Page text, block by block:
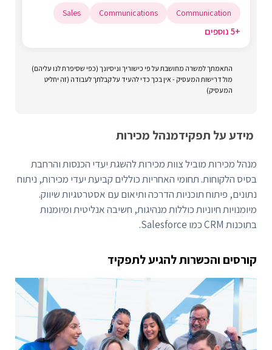
Communication
Communications
Sales
+5 נוספים
התאמתך למשרה מחושבת על פי כישוריך וניסיונך (כפי שסיפרת לנו עליהם)
מול דרישות המעסיק - אין בכך כדי להעיד על קבלתך לעבודה (זה יחליט
המעסיק)
מידע על תפקידמנהל מכירות
מנהל מכירות מוביל צוות מכירות להשגת יעדי הכנסות והרחבת
בסיס הלקוחות. תחומי האחריות כוללים קביעת יעדי מכירות, ניתוח
נתונים, פיתוח תוכניות הדרכה ותיאום עם אסטרטגיות שיווק.
מיומנויות חיוניות כוללות מנהיגות, חשיבה אנליטית ומיומנות
בתוכנות CRM כמו Salesforce.
קורסים והכשרות להגיע לתפקיד